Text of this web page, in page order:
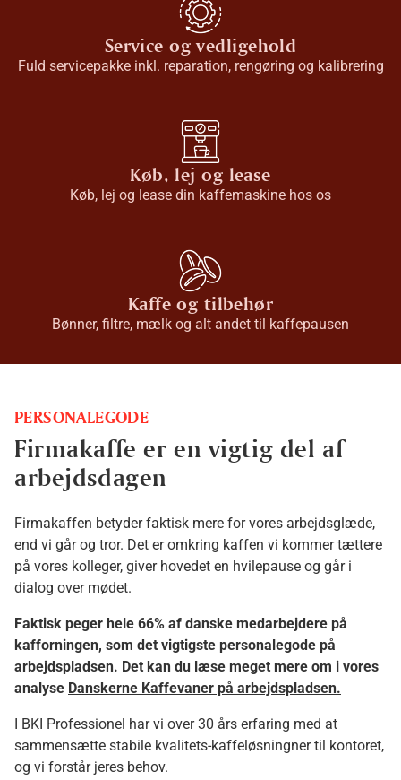
Service og vedligehold
Fuld servicepakke inkl. reparation, rengøring og kalibrering
Køb, lej og lease
Køb, lej og lease din kaffemaskine hos os
Kaffe og tilbehør
Bønner, filtre, mælk og alt andet til kaffepausen
PERSONALEGODE
Firmakaffe er en vigtig del af
arbejdsdagen
Firmakaffen betyder faktisk mere for vores arbejdsglæde,
end vi går og tror. Det er omkring kaffen vi kommer tættere
på vores kolleger, giver hovedet en hvilepause og går i
dialog over mødet.
Faktisk peger hele 66% af danske medarbejdere på
kafforningen, som det vigtigste personalegode på
arbejdspladsen. Det kan du læse meget mere om i vores
analyse Danskerne Kaffevaner på arbejdspladsen.
I BKI Professionel har vi over 30 års erfaring med at
sammensætte stabile kvalitets-kaffeløsningner til kontoret,
og vi forstår jeres behov.